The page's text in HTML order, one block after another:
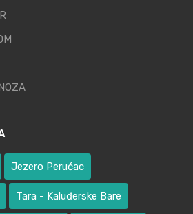
Jezero Perućac
Tara - Kaluđerske Bare